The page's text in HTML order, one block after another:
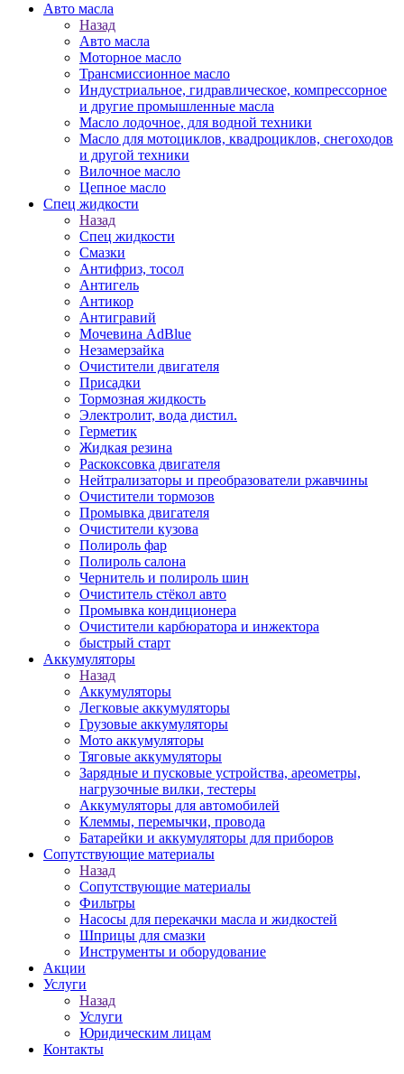
Авто масла
Назад
Авто масла
Моторное масло
Трансмиссионное масло
Индустриальное, гидравлическое, компрессорное
и другие промышленные масла
Масло лодочное, для водной техники
Масло для мотоциклов, квадроциклов, снегоходов
и другой техники
Вилочное масло
Цепное масло
Спец жидкости
Назад
Спец жидкости
Смазки
Антифриз, тосол
Антигель
Антикор
Антигравий
Мочевина AdBlue
Незамерзайка
Очистители двигателя
Присадки
Тормозная жидкость
Электролит, вода дистил.
Герметик
Жидкая резина
Раскоксовка двигателя
Нейтрализаторы и преобразователи ржавчины
Очистители тормозов
Промывка двигателя
Очистители кузова
Полироль фар
Полироль салона
Чернитель и полироль шин
Очиститель стёкол авто
Промывка кондиционера
Очистители карбюратора и инжектора
быстрый старт
Аккумуляторы
Назад
Аккумуляторы
Легковые аккумуляторы
Грузовые аккумуляторы
Мото аккумуляторы
Тяговые аккумуляторы
Зарядные и пусковые устройства, ареометры,
нагрузочные вилки, тестеры
Аккумуляторы для автомобилей
Клеммы, перемычки, провода
Батарейки и аккумуляторы для приборов
Сопутствующие материалы
Назад
Сопутствующие материалы
Фильтры
Насосы для перекачки масла и жидкостей
Шприцы для смазки
Инструменты и оборудование
Акции
Услуги
Назад
Услуги
Юридическим лицам
Контакты